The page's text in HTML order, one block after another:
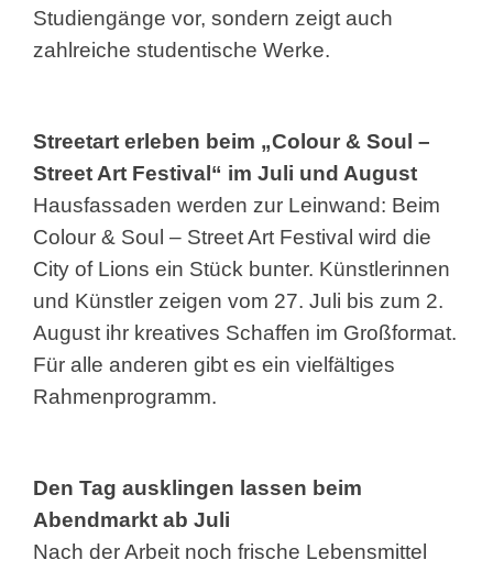
Studiengänge vor, sondern zeigt auch
zahlreiche studentische Werke.
Streetart erleben beim „Colour & Soul –
Street Art Festival“ im Juli und August
Hausfassaden werden zur Leinwand: Beim
Colour & Soul – Street Art Festival wird die
City of Lions ein Stück bunter. Künstlerinnen
und Künstler zeigen vom 27. Juli bis zum 2.
August ihr kreatives Schaffen im Großformat.
Für alle anderen gibt es ein vielfältiges
Rahmenprogramm.
Den Tag ausklingen lassen beim
Abendmarkt ab Juli
Nach der Arbeit noch frische Lebensmittel